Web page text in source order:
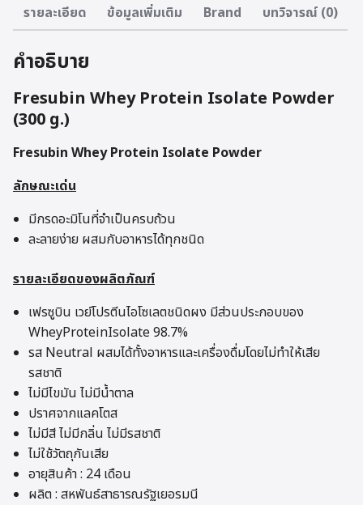
รายละเอียด ข้อมูลเพิ่มเติม Brand บทวิจารณ์ (0)
คำอธิบาย
Fresubin Whey Protein Isolate Powder
(300 g.)
Fresubin Whey Protein Isolate Powder
ลักษณะเด่น
มีกรดอะมิโนที่จำเป็นครบถ้วน
ละลายง่าย ผสมกับอาหารได้ทุกชนิด
รายละเอียดของผลิตภัณฑ์
เฟรซูบิน เวย์โปรตีนไอโซเลตชนิดผง มีส่วนประกอบของ
WheyProteinIsolate 98.7%
รส Neutral ผสมได้ทั้งอาหารและเครื่องดื่มโดยไม่ทำให้เสีย
รสชาติ
ไม่มีไขมัน ไม่มีน้ำตาล
ปราศจากแลคโตส
ไม่มีสี ไม่มีกลิ่น ไม่มีรสชาติ
ไม่ใช้วัตถุกันเสีย
อายุสินค้า : 24 เดือน
ผลิต : สหพันธ์สาธารณรัฐเยอรมนี